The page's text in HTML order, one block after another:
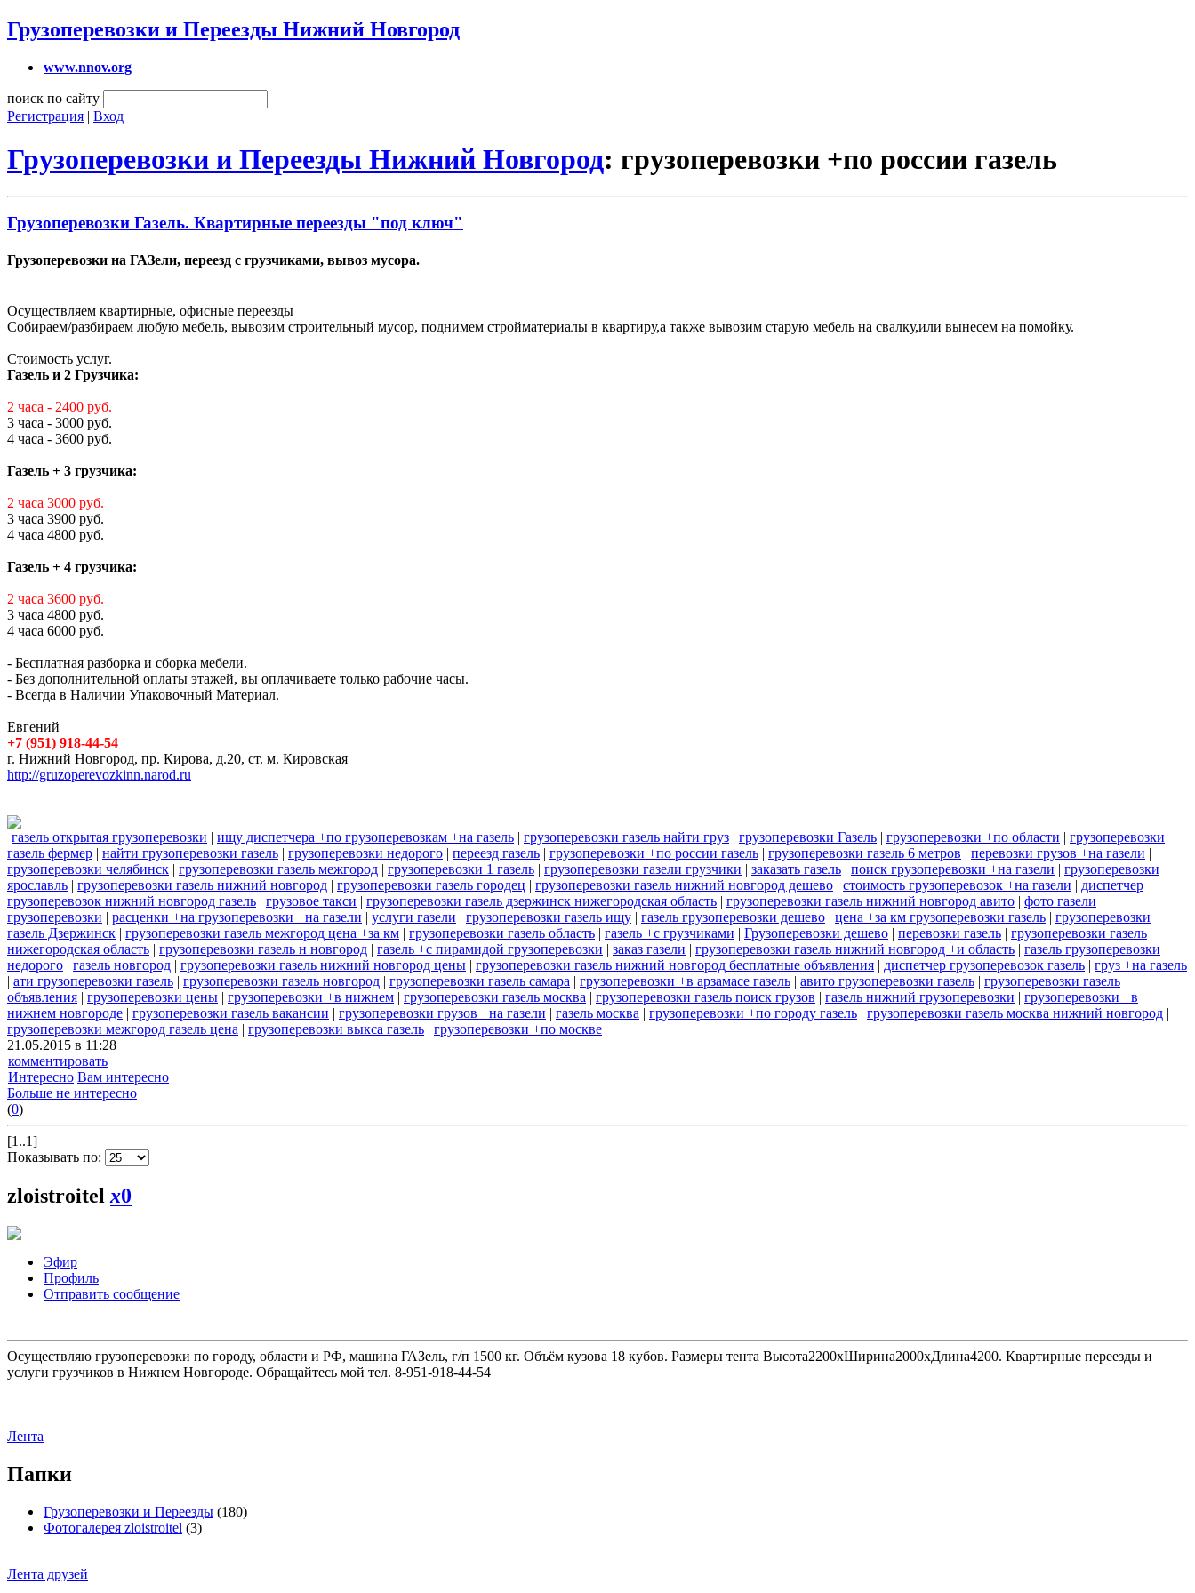
Грузоперевозки и Переезды Нижний Новгород
www.nnov.org
поиск по сайту
Регистрация | Вход
Грузоперевозки и Переезды Нижний Новгород: грузоперевозки +по россии газель
Грузоперевозки Газель. Квартирные переезды "под ключ"
Грузоперевозки на ГАЗели, переезд с грузчиками, вывоз мусора.
Осуществляем квартирные, офисные переезды
Собираем/разбираем любую мебель, вывозим строительный мусор, поднимем стройматериалы в квартиру,а также вывозим старую мебель на свалку,или вынесем на помойку.
Стоимость услуг.
Газель и 2 Грузчика:
2 часа - 2400 руб.
3 часа - 3000 руб.
4 часа - 3600 руб.
Газель + 3 грузчика:
2 часа 3000 руб.
3 часа 3900 руб.
4 часа 4800 руб.
Газель + 4 грузчика:
2 часа 3600 руб.
3 часа 4800 руб.
4 часа 6000 руб.
- Бесплатная разборка и сборка мебели.
- Без дополнительной оплаты этажей, вы оплачиваете только рабочие часы.
- Всегда в Наличии Упаковочный Материал.
Евгений
+7 (951) 918-44-54
г. Нижний Новгород, пр. Кирова, д.20, ст. м. Кировская
http://gruzoperevozkinn.narod.ru
газель открытая грузоперевозки | ищу диспетчера +по грузоперевозкам +на газель | грузоперевозки газель найти груз | грузоперевозки Газель | грузоперевозки +по области | грузоперевозки
газель фермер | найти грузоперевозки газель | грузоперевозки недорого | переезд газель | грузоперевозки +по россии газель | грузоперевозки газель 6 метров | перевозки грузов +на газели |
грузоперевозки челябинск | грузоперевозки газель межгород | грузоперевозки 1 газель | грузоперевозки газели грузчики | заказать газель | поиск грузоперевозки +на газели | грузоперевозки
ярославль | грузоперевозки газель нижний новгород | грузоперевозки газель городец | грузоперевозки газель нижний новгород дешево | стоимость грузоперевозок +на газели | диспетчер
грузоперевозок нижний новгород газель | грузовое такси | грузоперевозки газель дзержинск нижегородская область | грузоперевозки газель нижний новгород авито | фото газели
грузоперевозки | расценки +на грузоперевозки +на газели | услуги газели | грузоперевозки газель ищу | газель грузоперевозки дешево | цена +за км грузоперевозки газель | грузоперевозки
газель Дзержинск | грузоперевозки газель межгород цена +за км | грузоперевозки газель область | газель +с грузчиками | Грузоперевозки дешево | перевозки газель | грузоперевозки газель
нижегородская область | грузоперевозки газель н новгород | газель +с пирамидой грузоперевозки | заказ газели | грузоперевозки газель нижний новгород +и область | газель грузоперевозки
недорого | газель новгород | грузоперевозки газель нижний новгород цены | грузоперевозки газель нижний новгород бесплатные объявления | диспетчер грузоперевозок газель | груз +на газель
| ати грузоперевозки газель | грузоперевозки газель новгород | грузоперевозки газель самара | грузоперевозки +в арзамасе газель | авито грузоперевозки газель | грузоперевозки газель
объявления | грузоперевозки цены | грузоперевозки +в нижнем | грузоперевозки газель москва | грузоперевозки газель поиск грузов | газель нижний грузоперевозки | грузоперевозки +в
нижнем новгороде | грузоперевозки газель вакансии | грузоперевозки грузов +на газели | газель москва | грузоперевозки +по городу газель | грузоперевозки газель москва нижний новгород |
грузоперевозки межгород газель цена | грузоперевозки выкса газель | грузоперевозки +по москве
21.05.2015 в 11:28
комментировать
Интересно Вам интересно
Больше не интересно
(0)
[1..1]
Показывать по:
zloistroitel x0
Эфир
Профиль
Отправить сообщение
Осуществляю грузоперевозки по городу, области и РФ, машина ГАЗель, г/п 1500 кг. Объём кузова 18 кубов. Размеры тента Высота2200хШирина2000хДлина4200. Квартирные переезды и
услуги грузчиков в Нижнем Новгороде. Обращайтесь мой тел. 8-951-918-44-54
Лента
Папки
Грузоперевозки и Переезды (180)
Фотогалерея zloistroitel (3)
Лента друзей